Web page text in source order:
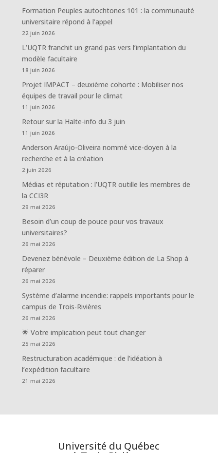
Formation Peuples autochtones 101 : la communauté
universitaire répond à l’appel
22 juin 2026
L’UQTR franchit un grand pas vers l’implantation du
modèle facultaire
18 juin 2026
Projet IMPACT – deuxième cohorte : Mobiliser nos
équipes de travail pour le climat
11 juin 2026
Retour sur la Halte-info du 3 juin
11 juin 2026
Anderson Araújo-Oliveira nommé vice-doyen à la
recherche et à la création
2 juin 2026
Médias et réputation : l’UQTR outille les membres de
la CCI3R
29 mai 2026
Besoin d’un coup de pouce pour vos travaux
universitaires?
26 mai 2026
Devenez bénévole – Deuxième édition de La Shop à
réparer
26 mai 2026
Système d’alarme incendie: rappels importants pour le
campus de Trois-Rivières
26 mai 2026
🌟 Votre implication peut tout changer
25 mai 2026
Restructuration académique : de l’idéation à
l’expédition facultaire
21 mai 2026
Université du Québec